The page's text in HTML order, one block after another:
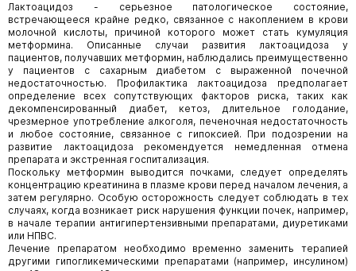
Лактоацидоз - серьезное патологическое состояние,
встречающееся крайне редко, связанное с накоплением в крови
молочной кислоты, причиной которого может стать кумуляция
метформина. Описанные случаи развития лактоацидоза у
пациентов, получавших метформин, наблюдались преимущественно
у пациентов с сахарным диабетом с выраженной почечной
недостаточностью. Профилактика лактоацидоза предполагает
определение всех сопутствующих факторов риска, таких как
декомпенсированный диабет, кетоз, длительное голодание,
чрезмерное употребление алкоголя, печеночная недостаточность
и любое состояние, связанное с гипоксией. При подозрении на
развитие лактоацидоза рекомендуется немедленная отмена
препарата и экстренная госпитализация.
Поскольку метформин выводится почками, следует определять
концентрацию креатинина в плазме крови перед началом лечения, а
затем регулярно. Особую осторожность следует соблюдать в тех
случаях, когда возникает риск нарушения функции почек, например,
в начале терапии антигипертензивными препаратами, диуретиками
или НПВС.
Лечение препаратом необходимо временно заменить терапией
другими гипогликемическими препаратами (например, инсулином)